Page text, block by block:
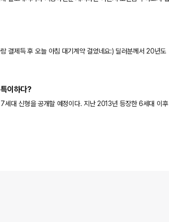
시라고 1년대기 기본 잡으셔야한다
이하다?
대 신형을 공개할 예정이다. 지난 2013년 등장한 6세대 이후
츠는 신형 S-클래스의